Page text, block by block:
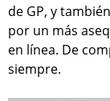
de GP, y
por un más
en línea. De
siempre.